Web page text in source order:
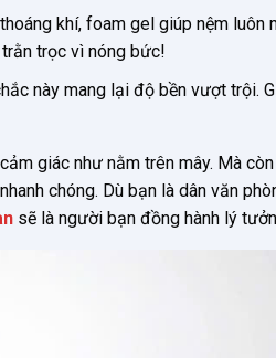
khí, foam gel giúp nệm luôn
trọc vì nóng bức!
này mang lại độ bền vượt trội.
giác như nằm trên mây. Mà
chóng. Dù bạn là dân văn
sẽ là người bạn đồng hành lý